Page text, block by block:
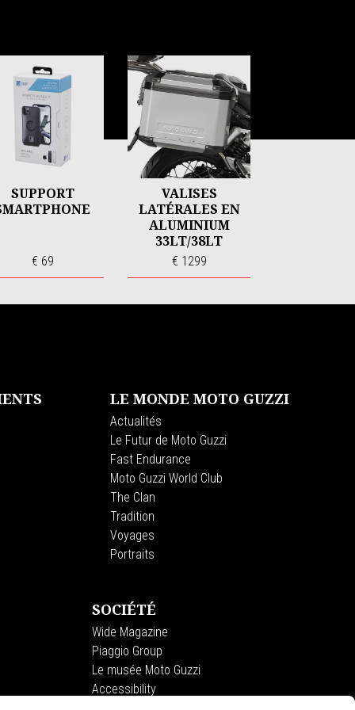
SUPPORT
€ 69
VALISES
LATÉRALES EN
ALUMINIUM
33LT/38LT
€ 1299
LE MONDE MOTO GUZZI
Actualités
Le Futur de Moto Guzzi
Fast Endurance
Moto Guzzi World Club
The Clan
Tradition
Voyages
Portraits
SOCIÉTÉ
Wide Magazine
Piaggio Group
Le musée Moto Guzzi
Accessibility